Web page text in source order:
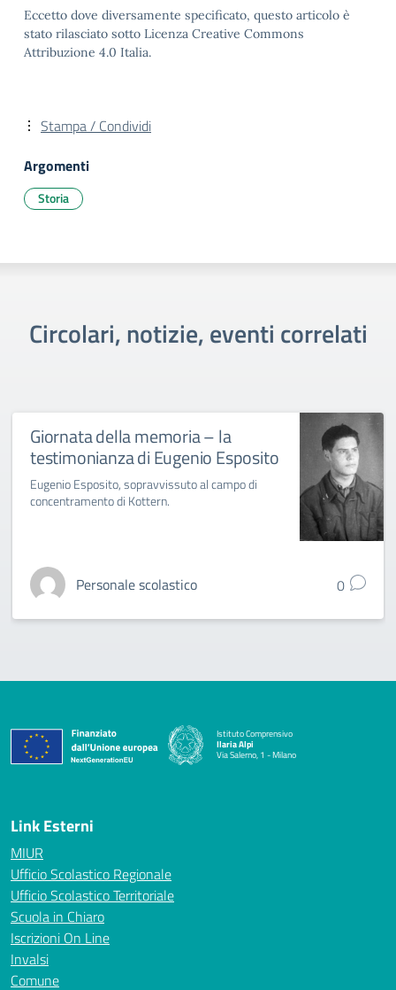
Eccetto dove diversamente specificato, questo articolo è
stato rilasciato sotto Licenza Creative Commons
Attribuzione 4.0 Italia.
Stampa / Condividi
Argomenti
Storia
Circolari, notizie, eventi correlati
Giornata della memoria – la
testimonianza di Eugenio Esposito
Eugenio Esposito, sopravvissuto al campo di
concentramento di Kottern.
Personale scolastico 0
Istituto Comprensivo
Ilaria Alpi
Via Salerno, 1 - Milano
Link Esterni
MIUR
Ufficio Scolastico Regionale
Ufficio Scolastico Territoriale
Scuola in Chiaro
Iscrizioni On Line
Invalsi
Comune